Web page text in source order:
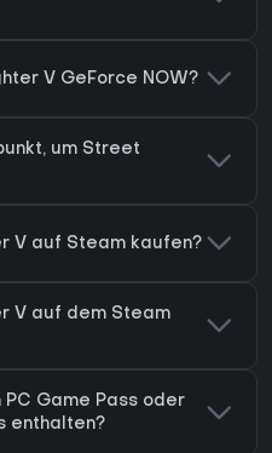
V GeForce NOW?
um Street
V auf Steam kaufen?
V auf dem Steam
Game Pass oder
enthalten?